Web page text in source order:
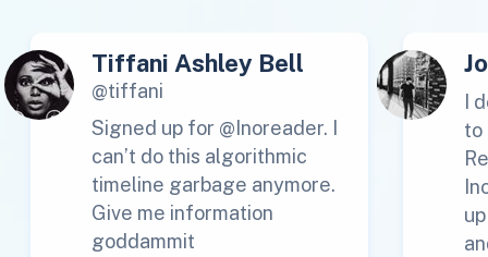
Tiffani Ashley Bell
@tiffani
Signed up for @Inoreader. I
can’t do this algorithmic
timeline garbage anymore.
Give me information
goddammit
I
to